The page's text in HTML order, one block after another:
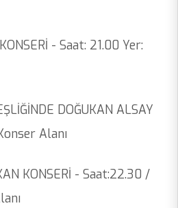
- Saat: 21.00 Yer:
DOĞUKAN ALSAY
Alanı
KONSERİ - Saat:22.30 /